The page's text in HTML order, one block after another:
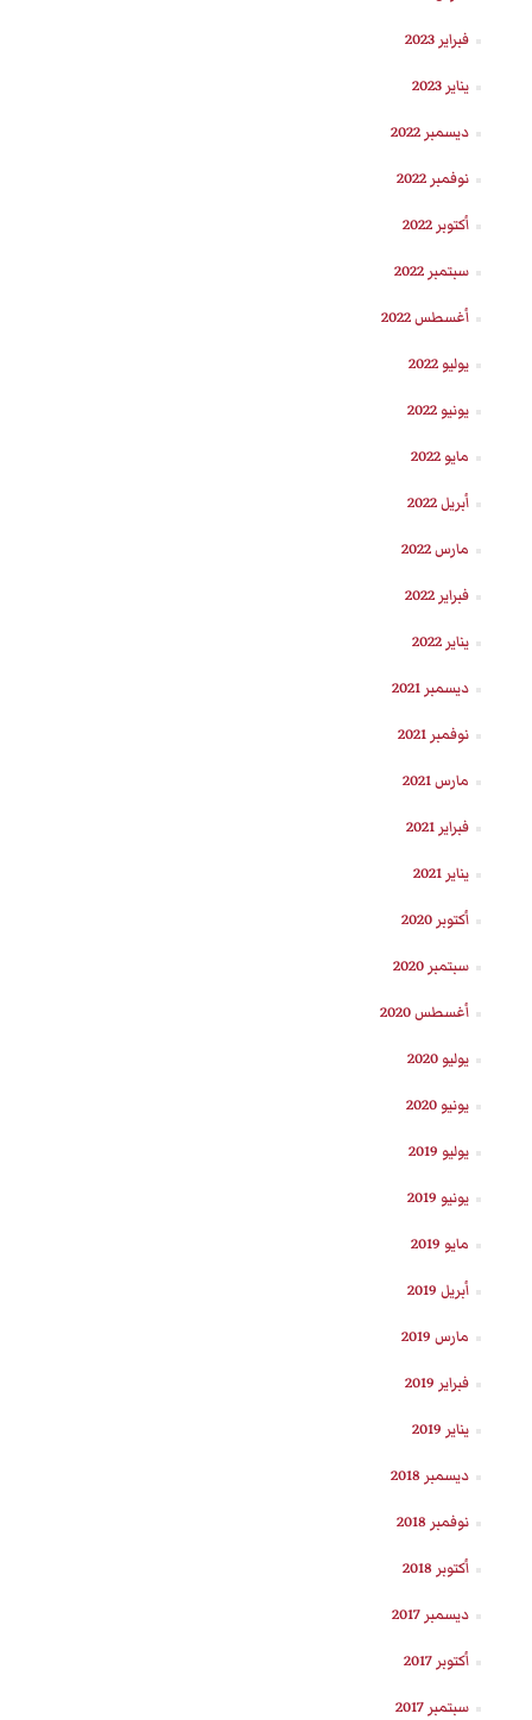
فبراير 2023
يناير 2023
ديسمبر 2022
نوفمبر 2022
أكتوبر 2022
سبتمبر 2022
أغسطس 2022
يوليو 2022
يونيو 2022
مايو 2022
أبريل 2022
مارس 2022
فبراير 2022
يناير 2022
ديسمبر 2021
نوفمبر 2021
مارس 2021
فبراير 2021
يناير 2021
أكتوبر 2020
سبتمبر 2020
أغسطس 2020
يوليو 2020
يونيو 2020
يوليو 2019
يونيو 2019
مايو 2019
أبريل 2019
مارس 2019
فبراير 2019
يناير 2019
ديسمبر 2018
نوفمبر 2018
أكتوبر 2018
ديسمبر 2017
أكتوبر 2017
سبتمبر 2017